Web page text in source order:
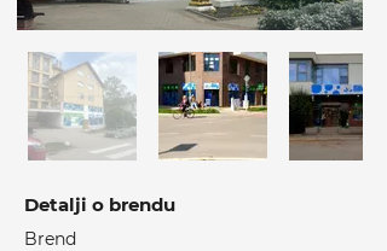
Detalji o brendu
Brend